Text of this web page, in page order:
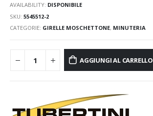
AVAILABILITY: DISPONIBILE
SKU: 5545512-2
CATEGORIE: GIRELLE MOSCHETTONE, MINUTERIA
AGGIUNGI AL CARRELLO